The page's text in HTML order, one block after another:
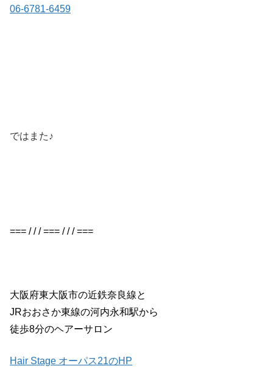
06-6781-6459
ではまた♪
=== / / / === / / / ===
大阪府東大阪市の近鉄奈良線と
JRおおさか東線の河内永和駅から
徒歩8分のヘアーサロン
Hair Stage オーパス21のHP